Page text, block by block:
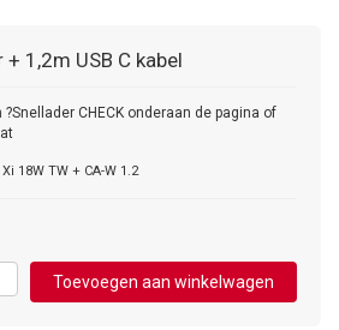
1,2m USB C kabel
CHECK onderaan de pagina of
Xi 18W TW + CA-W 1.2
Toevoegen aan winkelwagen